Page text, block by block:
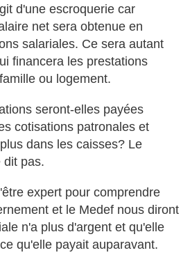
d'une escroquerie car
net sera obtenue en
salariales. Ce sera autant
financera les prestations
ou logement.
seront-elles payées
cotisations patronales et
dans les caisses? Le
dit pas.
expert pour comprendre
et le Medef nous diront
n'a plus d'argent et qu'elle
qu'elle payait auparavant.